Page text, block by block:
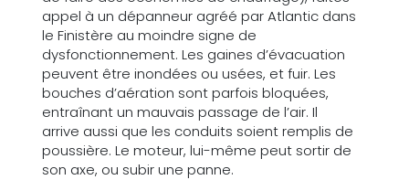
appel à un dépanneur agréé par Atlantic dans
le Finistère au moindre signe de
dysfonctionnement. Les gaines d’évacuation
peuvent être inondées ou usées, et fuir. Les
bouches d’aération sont parfois bloquées,
entraînant un mauvais passage de l’air. Il
arrive aussi que les conduits soient remplis de
poussière. Le moteur, lui-même peut sortir de
son axe, ou subir une panne.